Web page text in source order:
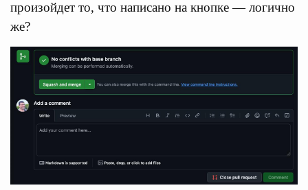
произойдет то, что написано на кнопке — логично
же?